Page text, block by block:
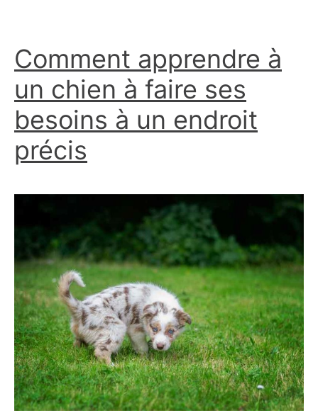
dispute:
la
solution
Comment apprendre à
un chien à faire ses
besoins à un endroit
précis